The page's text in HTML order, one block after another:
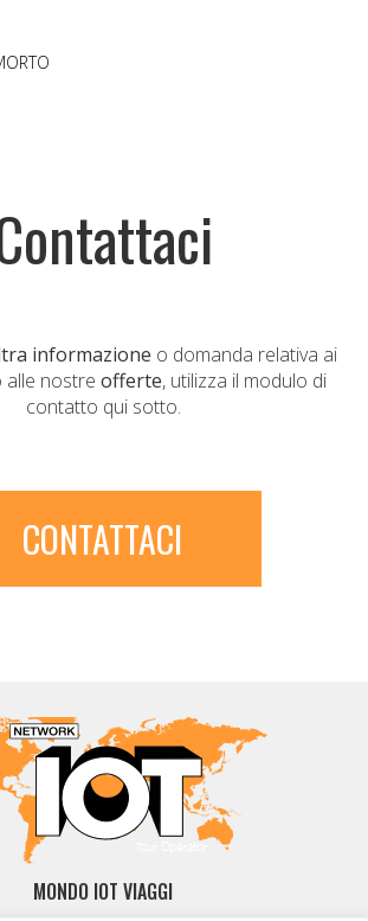
informazione o domanda relativa ai
alle nostre offerte, utilizza il modulo di
contatto qui sotto.
CONTATTACI
MONDO IOT VIAGGI